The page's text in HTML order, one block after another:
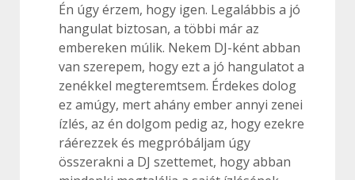
Én úgy érzem, hogy igen. Legalábbis a jó
hangulat biztosan, a többi már az
embereken múlik. Nekem DJ-ként abban
van szerepem, hogy ezt a jó hangulatot a
zenékkel megteremtsem. Érdekes dolog
ez amúgy, mert ahány ember annyi zenei
ízlés, az én dolgom pedig az, hogy ezekre
ráérezzek és megpróbáljam úgy
összerakni a DJ szettemet, hogy abban